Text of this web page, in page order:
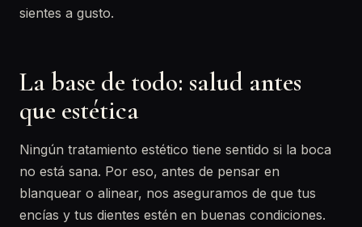
sientes a gusto.
La base de todo: salud antes
que estética
Ningún tratamiento estético tiene sentido si la boca
no está sana. Por eso, antes de pensar en
blanquear o alinear, nos aseguramos de que tus
encías y tus dientes estén en buenas condiciones.